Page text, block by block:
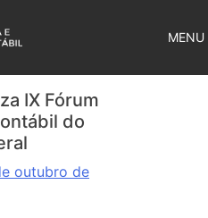
MENU
IX Fórum
do
outubro de